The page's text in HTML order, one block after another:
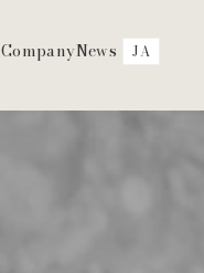
CompanyNews JA